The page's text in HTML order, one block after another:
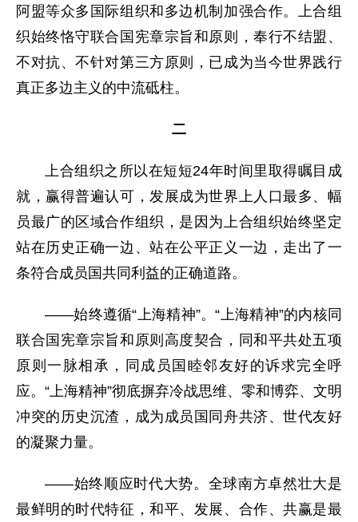
阿盟等众多国际组织和多边机制加强合作。上合组
织始终恪守联合国宪章宗旨和原则，奉行不结盟、
不对抗、不针对第三方原则，已成为当今世界践行
真正多边主义的中流砥柱。
二
上合组织之所以在短短24年时间里取得瞩目成
就，赢得普遍认可，发展成为世界上人口最多、幅
员最广的区域合作组织，是因为上合组织始终坚定
站在历史正确一边、站在公平正义一边，走出了一
条符合成员国共同利益的正确道路。
——始终遵循“上海精神”。“上海精神”的内核同
联合国宪章宗旨和原则高度契合，同和平共处五项
原则一脉相承，同成员国睦邻友好的诉求完全呼
应。“上海精神”彻底摒弃冷战思维、零和博弈、文明
冲突的历史沉渣，成为成员国同舟共济、世代友好
的凝聚力量。
——始终顺应时代大势。全球南方卓然壮大是
最鲜明的时代特征，和平、发展、合作、共赢是最